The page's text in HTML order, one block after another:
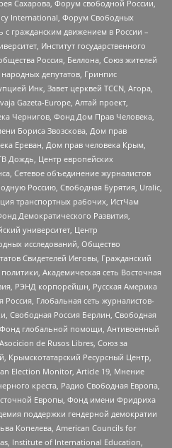
Сахарова, Форум свободной России,
International, Форум Свободных
с гражданским движением в России –
Институт государственного
Россия, Беллона, Союз жителей
депутатов, Гринпис
Инк, Завет церквей TCCN, Агора,
Gazeta-Europe, Алтай проект,
Чернигов, Фонд Дом Прав Человека,
Бориса Звозскова, Дом прав
Ереван, Дом прав человека Крым,
Дождь, Центр европейских
Сетевое объединение журналистов
Россию, Свободная Бурятия, Uralic,
транспортных рабочих, ИстЧам
Демократического Развития,
университет, Центр
исследований, Общество
Свидетелей Иеговы, Гражданский
Академическая сеть Восточная
РЭНД корпорейшн, Русская Америка
Глобальная сеть журналистов-
Свободная Россия Берлин, Свободная
глобальной помощи, Антивоенный
de Rusos Libres, Союз за
Крымскотатарский Ресурсный Центр,
Election Monitor, Article 19, Мнение
креста, Радио Свободная Европа,
Европы, Фонд имени Фридриха
поддержки гендерной демократии
Копелева, American Councils for
Institute of International Education,